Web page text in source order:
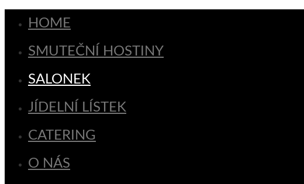
HOME
SMUTEČNÍ HOSTINY
SALONEK
JÍDELNÍ LÍSTEK
CATERING
O NÁS